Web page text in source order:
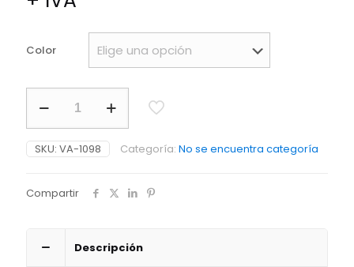
Color
Limpiador
7
en
1 SKU: VA-1098 Categoría: No se encuentra categoría
Compartir
Descripción